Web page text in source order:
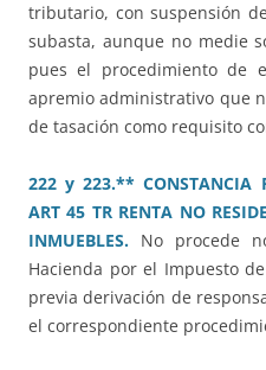
tributario, con suspensión
subasta, aunque no medie
pues el procedimiento de
apremio administrativo que
de tasación como requisito
222 y 223.** CONSTANCIA
ART 45 TR RENTA NO
INMUEBLES. No procede
Hacienda por el Impuesto
previa derivación de
el correspondiente